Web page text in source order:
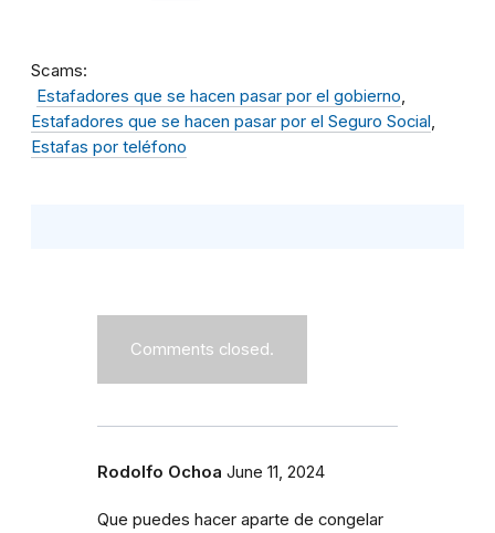
Scams
Estafadores que se hacen pasar por el gobierno
Estafadores que se hacen pasar por el Seguro Social
Estafas por teléfono
Comments closed.
Rodolfo Ochoa June 11, 2024
Que puedes hacer aparte de congelar